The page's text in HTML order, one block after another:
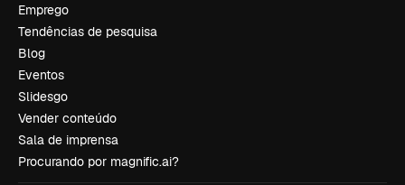
Emprego
Tendências de pesquisa
Blog
Eventos
Slidesgo
Vender conteúdo
Sala de imprensa
Procurando por magnific.ai?